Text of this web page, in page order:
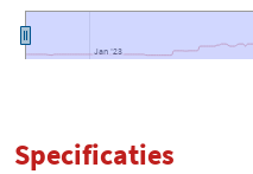
Jan '23
Jan '23
Specificaties